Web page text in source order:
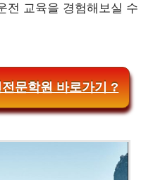
전 교육을 경험해보실 수
문학원 바로가기 ?